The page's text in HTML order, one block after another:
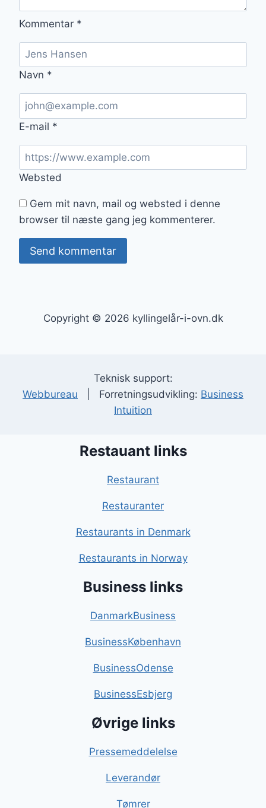
Kommentar *
Navn *
E-mail *
Websted
Gem mit navn, mail og websted i denne
browser til næste gang jeg kommenterer.
Copyright © 2026 kyllingelår-i-ovn.dk
Teknisk support:
Webbureau | Forretningsudvikling: Business
Intuition
Restauant links
Restaurant
Restauranter
Restaurants in Denmark
Restaurants in Norway
Business links
DanmarkBusiness
BusinessKøbenhavn
BusinessOdense
BusinessEsbjerg
Øvrige links
Pressemeddelelse
Leverandør
Tømrer